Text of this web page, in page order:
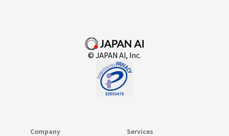
© JAPAN AI, Inc.
Company Services